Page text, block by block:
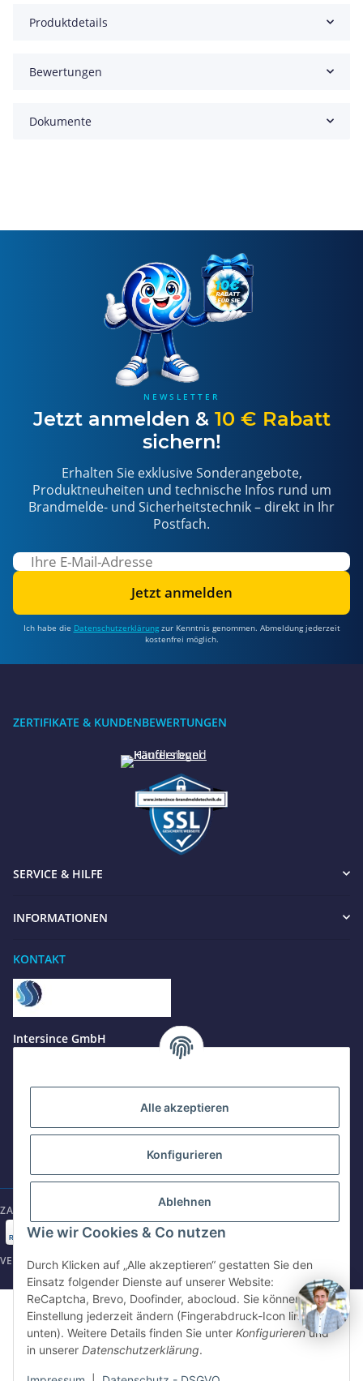
Wir sind gerne für Sie da
Jetzt anrufen
+49 8679 984969 - 0
werktags Mo–Fr 8:30–17:00 Uhr
WhatsApp
+49 162 5669885
E-Mail schreiben
shop@intersince.de
Webseite besuchen
www.intersince-group.de
Produktdetails
Bewertungen
Dokumente
NEWSLETTER
Jetzt anmelden & 10 € Rabatt
sichern!
Erhalten Sie exklusive Sonderangebote,
Produktneuheiten und technische Infos rund um
Brandmelde- und Sicherheitstechnik – direkt in Ihr
Postfach.
Jetzt anmelden
Ich habe die Datenschutzerklärungzur Kenntnis genommen. Abmeldung jederzeit
kostenfrei möglich.
ZERTIFIKATE & KUNDENBEWERTUNGEN
SERVICE & HILFE
INFORMATIONEN
KONTAKT
Intersince GmbH
84508 Burgkirchen a.d.Alz
Mo-Fr: 8:30 - 17:00 Uhr
ZAHLUNGSARTEN
VERSANDARTEN
©2025 Intersince GmbH | powered by Intersince Group
* Alle Preise zzgl. MwSt., zzgl.Versand
** Unverbindliche Verkaufspreisempfehlung des Hersteller
Alle akzeptieren
Konfigurieren
Ablehnen
Wie wir Cookies & Co nutzen
Durch Klicken auf „Alle akzeptieren“ gestatten Sie den
Einsatz folgender Dienste auf unserer Website:
ReCaptcha, Brevo, Doofinder, abocloud. Sie können die
Einstellung jederzeit ändern (Fingerabdruck-Icon links
unten). Weitere Details finden Sie unter Konfigurierenund
in unserer Datenschutzerklärung.